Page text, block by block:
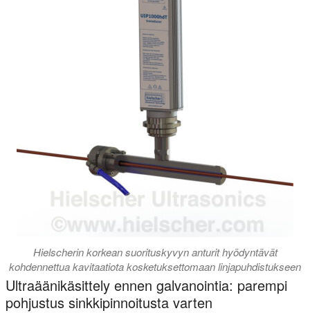
Hielscherin korkean suorituskyvyn anturit hyödyntävät
kohdennettua kavitaatiota kosketuksettomaan linjapuhdistukseen
Ultraäänikäsittely ennen galvanointia: parempi
pohjustus sinkkipinnoitusta varten